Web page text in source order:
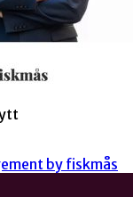
by fiskmås